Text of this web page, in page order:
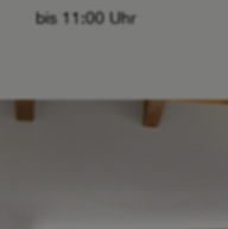
bis 11:00 Uhr